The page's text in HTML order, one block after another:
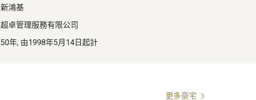
新鴻基
超卓管理服務有限公司
50年, 由1998年5月14日起計
更多豪宅